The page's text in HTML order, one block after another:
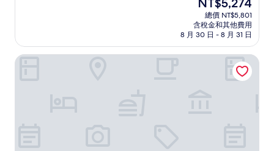
好
極
在
價
格
為
NT$5,274
NT$5,274
總價 NT$5,801
含稅金和其他費用
8 月 30 日 - 8 月 31 日
弘大美居大使首爾飯店